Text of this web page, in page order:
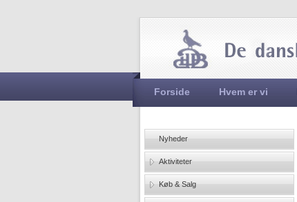
Hovedmenu
Forside Hvem er vi
Nyheder
Aktiviteter
Køb & Salg